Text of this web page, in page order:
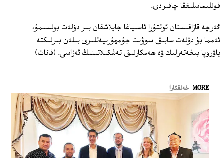
قوللىماسلىققا چاقىردى.
گەرچە قازاقىستان ئوتتۇرا ئاسىياغا جايلاشقان بىر دۆلەت بولسىمۇ،
ئەمما بۇ دۆلەت سابىق سوۋىت جۇمھۇرىيەتلىرى بىلەن بىرلىكتە
ياۋروپا بىخەتەرلىك ۋە ھەمكارلىق تەشكىلاتىنىڭ ئەزاسى. (قانات)
MORE خەلقئارا